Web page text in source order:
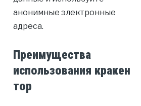
анонимные электронные
адреса.
Преимущества
использования кракен
тор